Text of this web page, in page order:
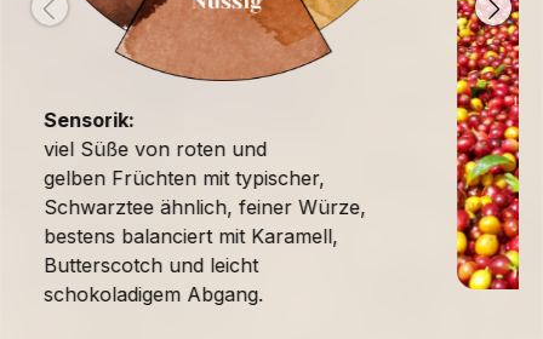
Sensorik:
viel Süße von roten und
gelben Früchten mit typischer,
Schwarztee ähnlich, feiner Würze,
bestens balanciert mit Karamell,
Butterscotch und leicht
schokoladigem Abgang.